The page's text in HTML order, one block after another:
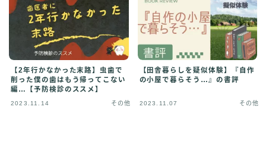
イラストで稼ぎたい
雑談
English English edition
【2年行かなかった末路】虫歯で
削った僕の歯はもう帰ってこない
編…【予防検診のススメ】
2023.11.14 その他
【田舎暮らしを疑似体験】『自作
の小屋で暮らそう…』の書評
2023.11.07 その他